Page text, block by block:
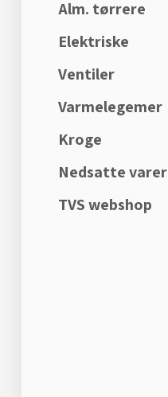
Alm. tørrere
Elektriske
Ventiler
Varmelegemer
Kroge
Nedsatte varer
TVS webshop